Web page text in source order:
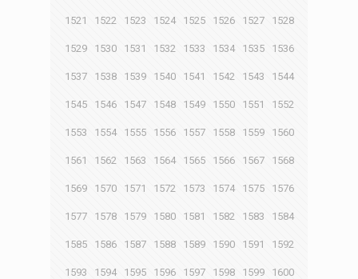
1521 1522 1523 1524 1525 1526 1527 1528
1529 1530 1531 1532 1533 1534 1535 1536
1537 1538 1539 1540 1541 1542 1543 1544
1545 1546 1547 1548 1549 1550 1551 1552
1553 1554 1555 1556 1557 1558 1559 1560
1561 1562 1563 1564 1565 1566 1567 1568
1569 1570 1571 1572 1573 1574 1575 1576
1577 1578 1579 1580 1581 1582 1583 1584
1585 1586 1587 1588 1589 1590 1591 1592
1593 1594 1595 1596 1597 1598 1599 1600